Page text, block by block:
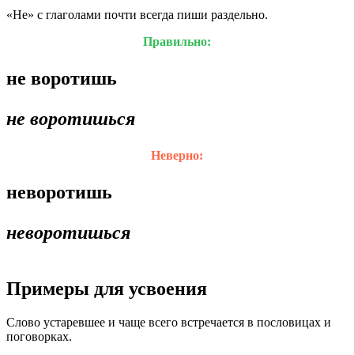
«Не» с глаголами почти всегда пиши раздельно.
Правильно:
не воротишь
не воротишься
Неверно:
неворотишь
неворотишься
Примеры для усвоения
Слово устаревшее и чаще всего встречается в пословицах и
поговорках.